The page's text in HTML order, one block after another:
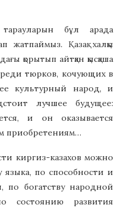
бұл арада
жатпаймыз. Қазақ халқы
қорытып айтқан қысқаша
тюрков, кочующих в
культурный народ, и
лучшее будущее:
и он оказывается
приобретениям…
киргиз-казахов можно
языка, по способности и
по богатству народной
состоянию развития